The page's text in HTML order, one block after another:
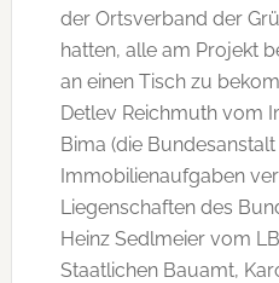
der Ortsverband der
hatten, alle am Projekt
an einen Tisch zu
Detlev Reichmuth vom
Bima (die
Immobilienaufgaben
Liegenschaften des
Heinz Sedlmeier vom
Staatlichen Bauamt,